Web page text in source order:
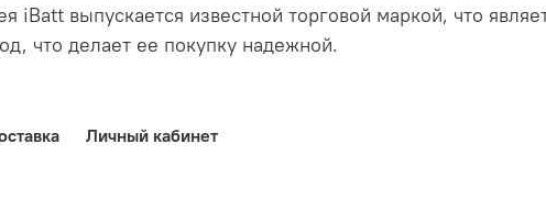
iBatt выпускается известной торговой маркой, что
что делает ее покупку надежной.
Личный кабинет